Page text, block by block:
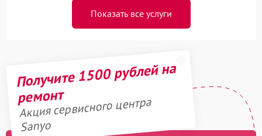
Показать все услуги
Получите 1500 рублей на
ремонт
Акция сервисного центра
Sanyo